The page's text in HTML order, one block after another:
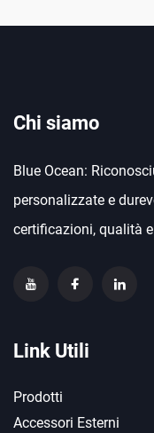
Chi siamo
Blue Ocean:
personalizzate e
certificazioni, qualità
Link Utili
Prodotti
Accessori Esterni